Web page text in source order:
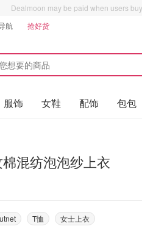
Dealmoon may be paid when users
航 抢好货
服饰 女鞋 配饰 包包
混纺泡泡纱上衣
T恤 女士上衣